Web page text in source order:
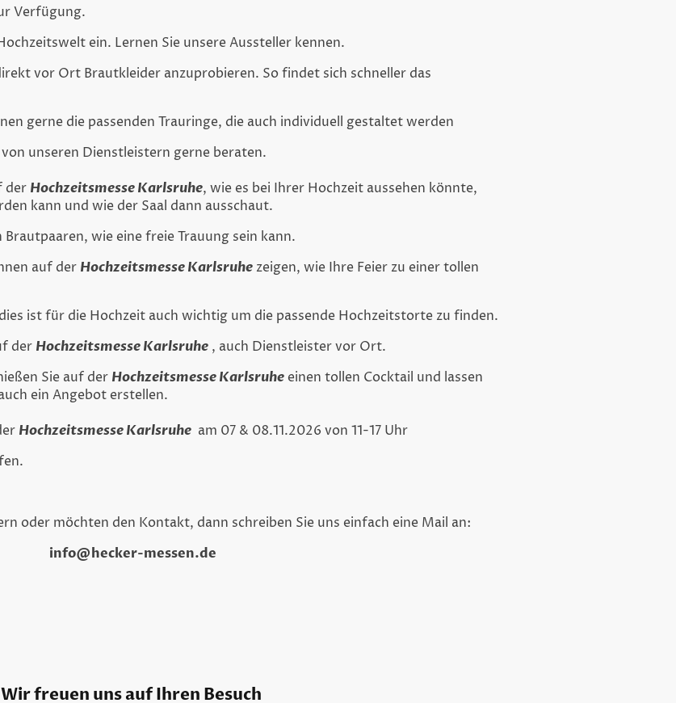
Verfügung.
ein. Lernen Sie unsere Aussteller kennen.
vor Ort Brautkleider anzuprobieren. So findet sich schneller das
gerne die passenden Trauringe, die auch individuell gestaltet werden
unseren Dienstleistern gerne beraten.
der Hochzeitsmesse Karlsruhe, wie es bei Ihrer Hochzeit aussehen könnte,
kann und wie der Saal dann ausschaut.
wie eine freie Trauung sein kann.
auf der Hochzeitsmesse Karlsruhe zeigen, wie Ihre Feier zu einer tollen
ist für die Hochzeit auch wichtig um die passende Hochzeitstorte zu finden.
der Hochzeitsmesse Karlsruhe , auch Dienstleister vor Ort.
Sie auf der Hochzeitsmesse Karlsruhe einen tollen Cocktail und lassen
ein Angebot erstellen.
Hochzeitsmesse Karlsruhe am 07 & 08.11.2026 von 11-17 Uhr
oder möchten den Kontakt, dann schreiben Sie uns einfach eine Mail an:
info@hecker-messen.de
uns auf Ihren Besuch